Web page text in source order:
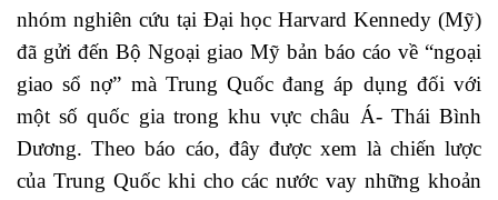
nhóm nghiên cứu tại Đại học Harvard Kennedy (Mỹ)
đã gửi đến Bộ Ngoại giao Mỹ bản báo cáo về “ngoại
giao sổ nợ” mà Trung Quốc đang áp dụng đối với
một số quốc gia trong khu vực châu Á- Thái Bình
Dương. Theo báo cáo, đây được xem là chiến lược
của Trung Quốc khi cho các nước vay những khoản